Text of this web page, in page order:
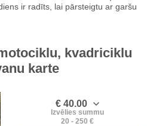
ir radīts, lai pārsteigtu ar garšu
kvadriciklu
karte
€ 40.00
Izvēlies summu
20 - 250 €